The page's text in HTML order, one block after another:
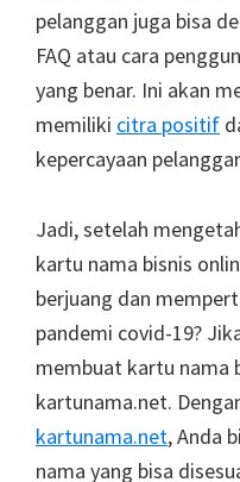
pelanggan juga bisa
FAQ atau cara
yang benar. Ini akan
memiliki citra positif
kepercayaan
Jadi, setelah
kartu nama bisnis
berjuang dan
pandemi covid-19?
membuat kartu nama
kartunama.net.
kartunama.net, Anda
nama yang bisa